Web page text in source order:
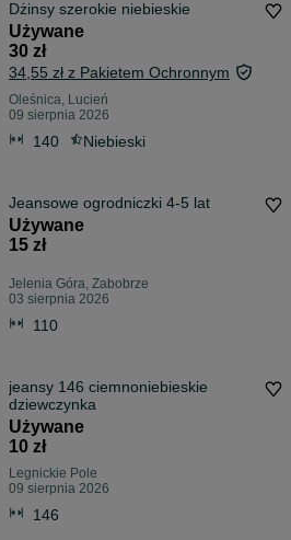
Dżinsy szerokie niebieskie
Używane
30 zł
34,55 zł z Pakietem Ochronnym
Oleśnica, Lucień
09 sierpnia 2026
140 Niebieski
Jeansowe ogrodniczki 4-5 lat
Używane
15 zł
Jelenia Góra, Zabobrze
03 sierpnia 2026
110
jeansy 146 ciemnoniebieskie
dziewczynka
Używane
10 zł
Legnickie Pole
09 sierpnia 2026
146